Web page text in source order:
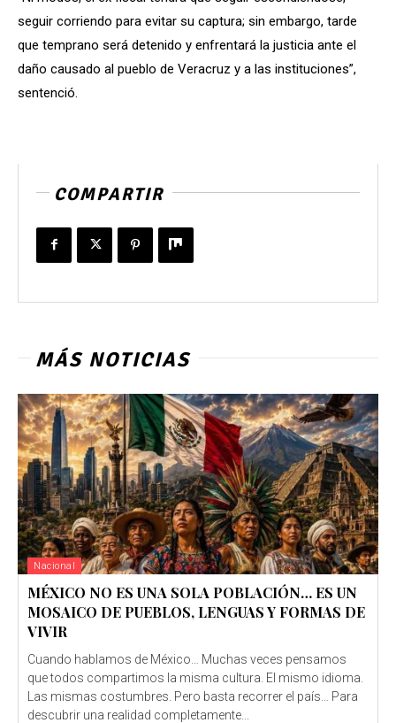
seguir corriendo para evitar su captura; sin embargo, tarde
que temprano será detenido y enfrentará la justicia ante el
daño causado al pueblo de Veracruz y a las instituciones”,
sentenció.
COMPARTIR
MÁS NOTICIAS
Nacional
MÉXICO NO ES UNA SOLA POBLACIÓN… ES UN
MOSAICO DE PUEBLOS, LENGUAS Y FORMAS DE
VIVIR
Cuando hablamos de México… Muchas veces pensamos
que todos compartimos la misma cultura. El mismo idioma.
Las mismas costumbres. Pero basta recorrer el país… Para
descubrir una realidad completamente...